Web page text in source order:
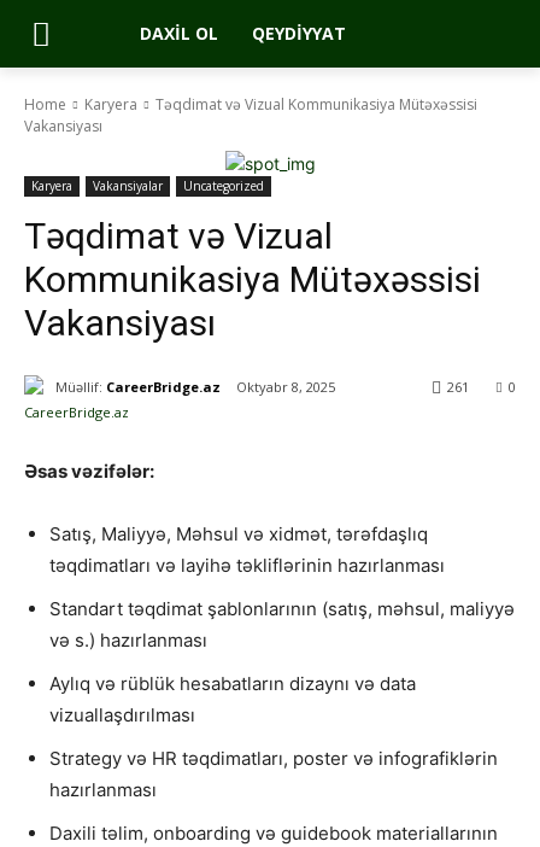
DAXIL OL QEYDIYYAT
Home Karyera
Təqdimat və Vizual Kommunikasiya Mütəxəssisi
Vakansiyası
Karyera Vakansiyalar Uncategorized
Təqdimat və Vizual
Kommunikasiya Mütəxəssisi
Vakansiyası
Müəllif: CareerBridge.az Oktyabr 8, 2025 0
261
Əsas vəzifələr:
Satış, Maliyyə, Məhsul və xidmət, tərəfdaşlıq
təqdimatları və layihə təkliflərinin hazırlanması
Standart təqdimat şablonlarının (satış, məhsul, maliyyə
və s.) hazırlanması
Aylıq və rüblük hesabatların dizaynı və data
vizuallaşdırılması
Strategy və HR təqdimatları, poster və infografiklərin
hazırlanması
Daxili təlim, onboarding və guidebook materiallarının